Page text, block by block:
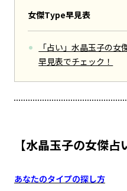
女傑Type早見表
「占い」水晶玉子の
早見表でチェック！
【水晶玉子の女傑
あなたのタイプの探し方